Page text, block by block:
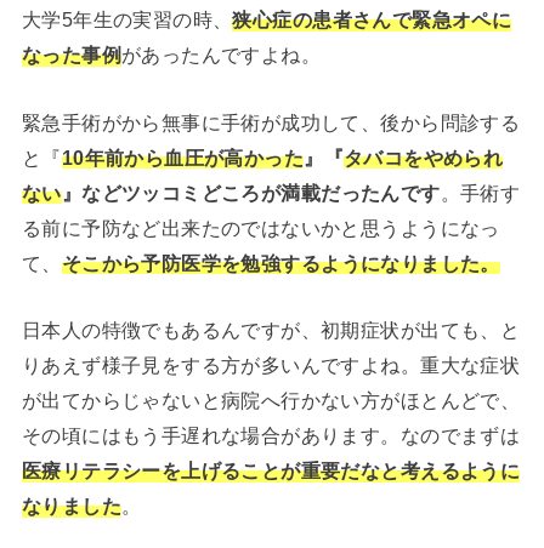
大学5年生の実習の時、狭心症の患者さんで緊急オペに
なった事例があったんですよね。
緊急手術がから無事に手術が成功して、後から問診する
と『10年前から血圧が高かった 』『タバコをやめられ
ない』などツッコミどころが満載だったんです 。手術す
る前に予防など出来たのではないかと思うようになっ
て、 そこから予防医学を勉強するようになりました。
日本人の特徴でもあるんですが、初期症状が出ても、と
りあえず様子見をする方が多いんですよね。重大な症状
が出てからじゃないと病院へ行かない方がほとんどで、
その頃にはもう手遅れな場合があります。なのでまずは
医療リテラシーを上げることが重要だなと考えるように
なりました。